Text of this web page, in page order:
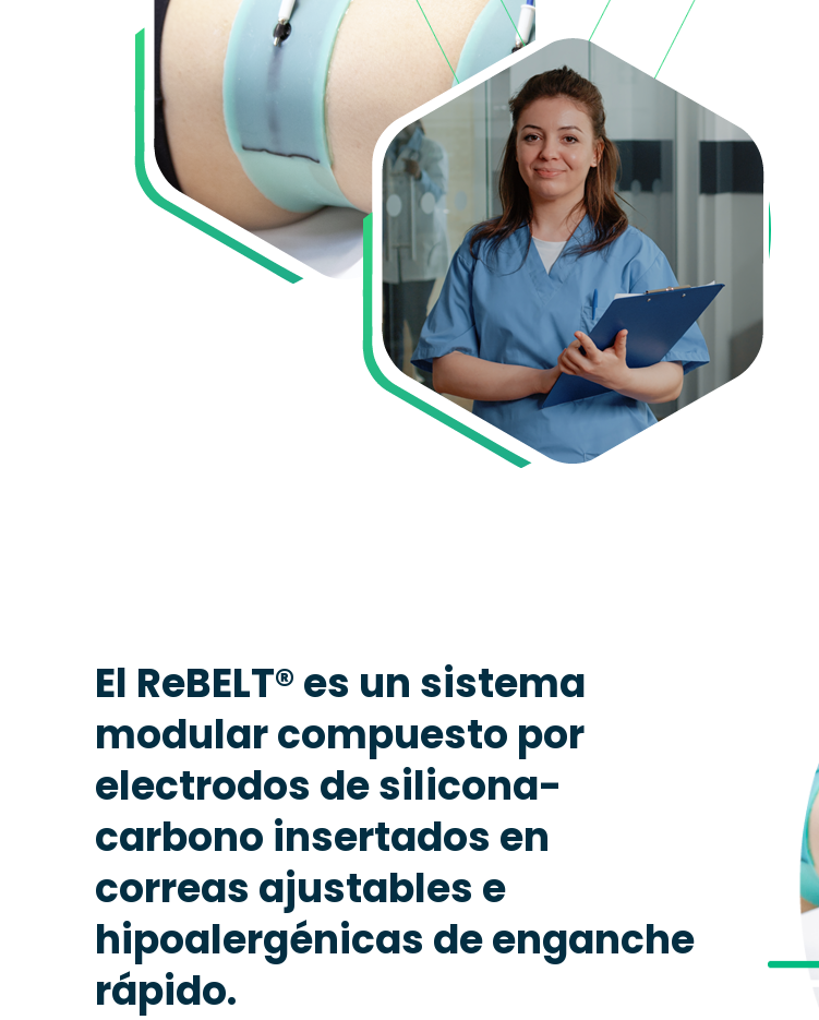
El ReBELT® es un sistema
modular compuesto por
electrodos de silicona-
carbono insertados en
correas ajustables e
hipoalergénicas de enganche
rápido.